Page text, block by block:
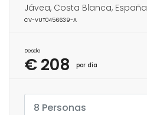
Jávea, Costa Blanca, España
CV-VUT0456639-A
Desde
€ 208 por día
8 Personas